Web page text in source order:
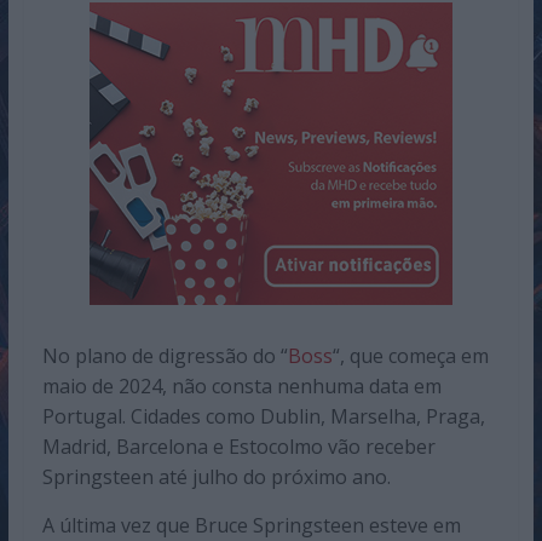
No plano de digressão do “Boss“, que começa em
maio de 2024, não consta nenhuma data em
Portugal. Cidades como Dublin, Marselha, Praga,
Madrid, Barcelona e Estocolmo vão receber
Springsteen até julho do próximo ano.
A última vez que Bruce Springsteen esteve em